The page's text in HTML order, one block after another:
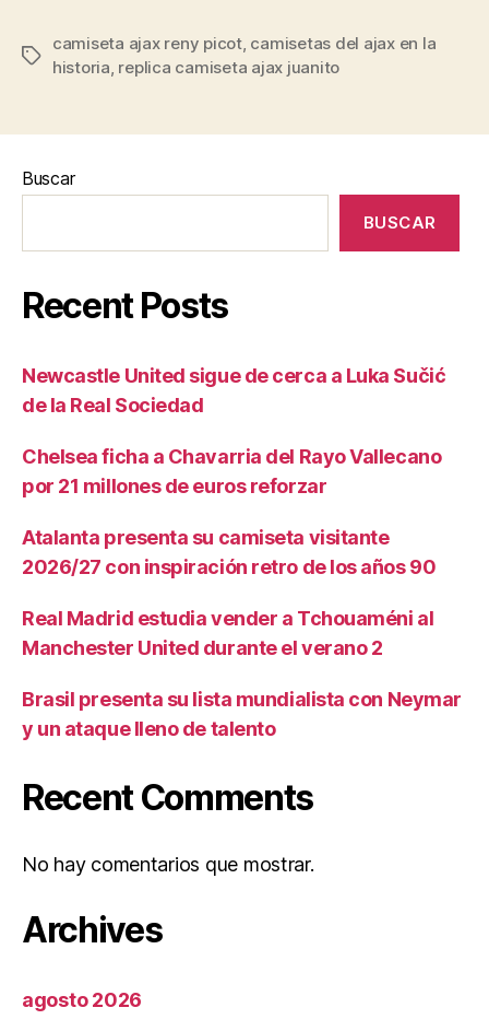
Etiquetas
camiseta ajax reny picot, camisetas del ajax en la
historia replica camiseta ajax juanito
Buscar
BUSCAR
Recent Posts
Newcastle United sigue de cerca a Luka Sučić
de la Real Sociedad
Chelsea ficha a Chavarria del Rayo Vallecano
por 21 millones de euros reforzar
Atalanta presenta su camiseta visitante
2026/27 con inspiración retro de los años 90
Real Madrid estudia vender a Tchouaméni al
Manchester United durante el verano 2
Brasil presenta su lista mundialista con Neymar
y un ataque lleno de talento
Recent Comments
No hay comentarios que mostrar.
Archives
agosto 2026